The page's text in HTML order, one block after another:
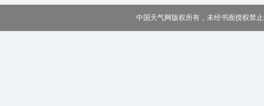
中国天气网版权所有，未经书面授权